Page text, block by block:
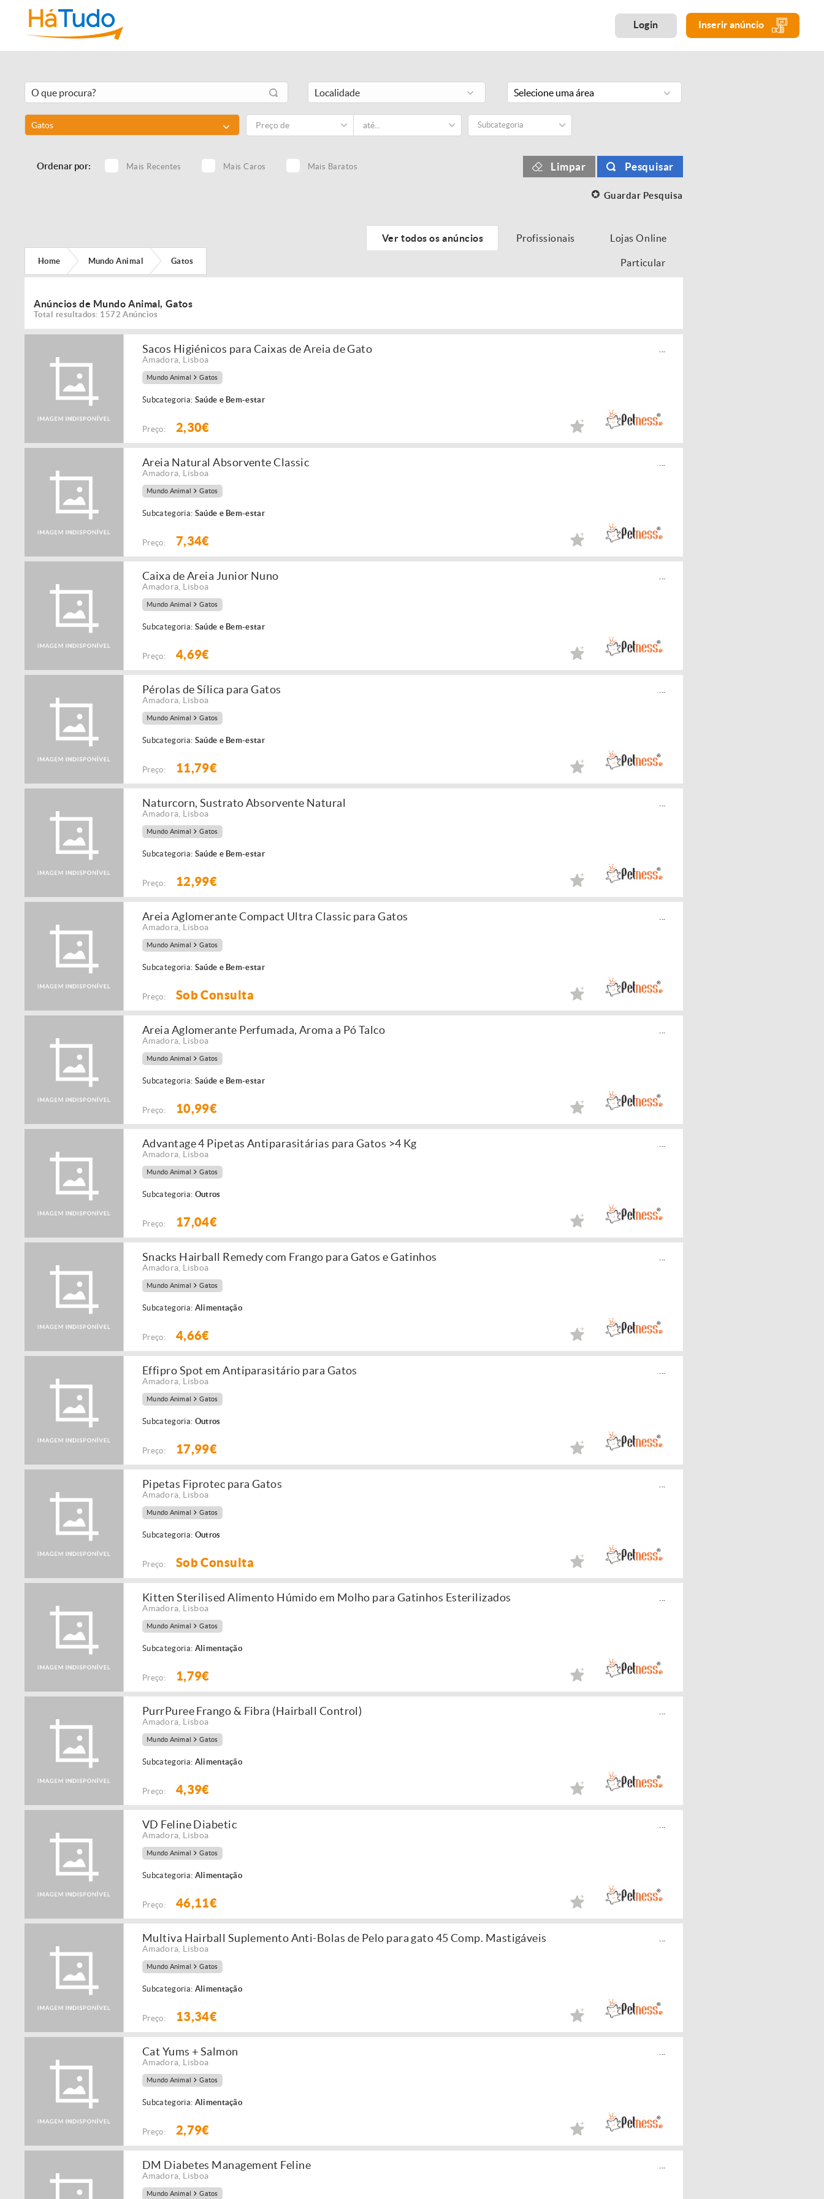
Login Inserir anúncio
Selecione uma área
Gatos Subcategoria
Ordenar por: Mais Recentes Mais Caros Mais Baratos Limpar Pesquisar
Guardar Pesquisa
Home Mundo Animal Gatos
Ver todos os anúncios Profissionais Lojas Online
Particular
Anúncios de Mundo Animal, Gatos
Total resultados: 1572 Anúncios
Sacos Higiénicos para Caixas de Areia de Gato
Amadora Lisboa
Mundo Animal Gatos
Subcategoria: Saúde e Bem-estar
Preço: 2,30€
Areia Natural Absorvente Classic
Amadora Lisboa
Mundo Animal Gatos
Subcategoria: Saúde e Bem-estar
Preço: 7,34€
Caixa de Areia Junior Nuno
Amadora Lisboa
Mundo Animal Gatos
Subcategoria: Saúde e Bem-estar
Preço: 4,69€
Pérolas de Sílica para Gatos
Amadora Lisboa
Mundo Animal Gatos
Subcategoria: Saúde e Bem-estar
Preço: 11,79€
Naturcorn, Sustrato Absorvente Natural
Amadora Lisboa
Mundo Animal Gatos
Subcategoria: Saúde e Bem-estar
Preço: 12,99€
Areia Aglomerante Compact Ultra Classic para Gatos
Amadora Lisboa
Mundo Animal Gatos
Subcategoria: Saúde e Bem-estar
Preço: Sob Consulta
Areia Aglomerante Perfumada, Aroma a Pó Talco
Amadora Lisboa
Mundo Animal Gatos
Subcategoria: Saúde e Bem-estar
Preço: 10,99€
Advantage 4 Pipetas Antiparasitárias para Gatos >4 Kg
Amadora Lisboa
Mundo Animal Gatos
Subcategoria: Outros
Preço: 17,04€
Snacks Hairball Remedy com Frango para Gatos e Gatinhos
Amadora Lisboa
Mundo Animal Gatos
Subcategoria: Alimentação
Preço: 4,66€
Effipro Spot em Antiparasitário para Gatos
Amadora Lisboa
Mundo Animal Gatos
Subcategoria: Outros
Preço: 17,99€
Pipetas Fiprotec para Gatos
Amadora Lisboa
Mundo Animal Gatos
Subcategoria: Outros
Preço: Sob Consulta
Kitten Sterilised Alimento Húmido em Molho para Gatinhos Esterilizados
Amadora Lisboa
Mundo Animal Gatos
Subcategoria: Alimentação
Preço: 1,79€
PurrPuree Frango & Fibra (Hairball Control)
Amadora Lisboa
Mundo Animal Gatos
Subcategoria: Alimentação
Preço: 4,39€
VD Feline Diabetic
Amadora Lisboa
Mundo Animal Gatos
Subcategoria: Alimentação
Preço: 46,11€
Multiva Hairball Suplemento Anti-Bolas de Pelo para gato 45 Comp. Mastigáveis
Amadora Lisboa
Mundo Animal Gatos
Subcategoria: Alimentação
Preço: 13,34€
Cat Yums + Salmon
Amadora Lisboa
Mundo Animal Gatos
Subcategoria: Alimentação
Preço: 2,79€
DM Diabetes Management Feline
Amadora Lisboa
Mundo Animal Gatos